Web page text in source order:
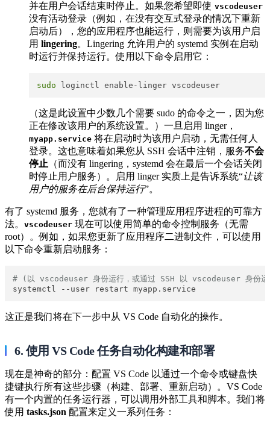
并在用户会话结束时停止。如果您希望即使 vscodeuser
没有活动登录（例如，在没有交互式登录的情况下重新
启动后），您的应用程序也能运行，则需要为该用户启
用 lingering。Lingering 允许用户的 systemd 实例在启动
时运行并保持运行。使用以下命令启用它：
sudo
（这是此设置中少数几个需要 sudo 的命令之一，因为您
正在修改该用户的系统设置。）一旦启用 linger，
myapp.service ​ 将在启动时为该用户启动，无需任何人
登录。这也意味着如果您从 SSH 会话中注销，服务不会
停止 （而没有 lingering，systemd 会在最后一个会话关闭
时停止用户服务）。启用 linger 实质上是告诉系统“让该
用户的服务在后台保持运行”。
有了 systemd 服务，您就有了一种管理应用程序进程的可靠方
法。 vscodeuser ​ 现在可以使用简单的命令控制服务（无需
root）。例如，如果您更新了应用程序二进制文件，可以使用
以下命令重新启动服务：
# (以 vscodeuser 身份运行，或通过 SSH 以 vscodeuser 身份
这正是我们将在下一步中从 VS Code 自动化的操作。
6. 使用 VS Code 任务自动化构建和部署
现在是神奇的部分：配置 VS Code 以通过一个命令或键盘快
捷键执行所有这些步骤（构建、部署、重新启动）。VS Code
有一个内置的任务运行器，可以调用外部工具和脚本。我们将
使用 tasks.json 配置来定义一系列任务：